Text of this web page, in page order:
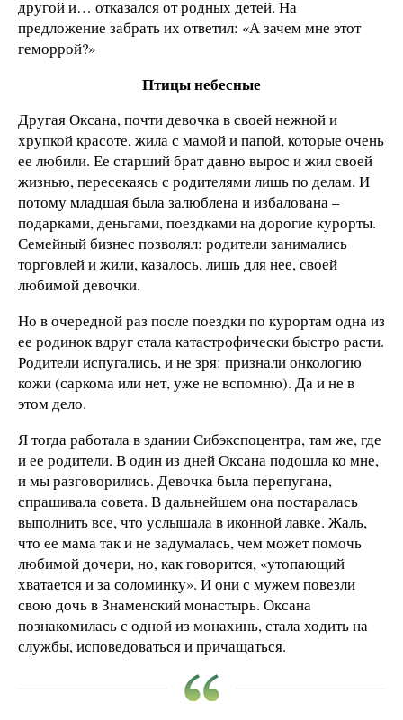
другой и… отказался от родных детей. На
предложение забрать их ответил: «А зачем мне этот
геморрой?»
Птицы небесные
Другая Оксана, почти девочка в своей нежной и
хрупкой красоте, жила с мамой и папой, которые очень
ее любили. Ее старший брат давно вырос и жил своей
жизнью, пересекаясь с родителями лишь по делам. И
потому младшая была залюблена и избалована –
подарками, деньгами, поездками на дорогие курорты.
Семейный бизнес позволял: родители занимались
торговлей и жили, казалось, лишь для нее, своей
любимой девочки.
Но в очередной раз после поездки по курортам одна из
ее родинок вдруг стала катастрофически быстро расти.
Родители испугались, и не зря: признали онкологию
кожи (саркома или нет, уже не вспомню). Да и не в
этом дело.
Я тогда работала в здании Сибэкспоцентра, там же, где
и ее родители. В один из дней Оксана подошла ко мне,
и мы разговорились. Девочка была перепугана,
спрашивала совета. В дальнейшем она постаралась
выполнить все, что услышала в иконной лавке. Жаль,
что ее мама так и не задумалась, чем может помочь
любимой дочери, но, как говорится, «утопающий
хватается и за соломинку». И они с мужем повезли
свою дочь в Знаменский монастырь. Оксана
познакомилась с одной из монахинь, стала ходить на
службы, исповедоваться и причащаться.